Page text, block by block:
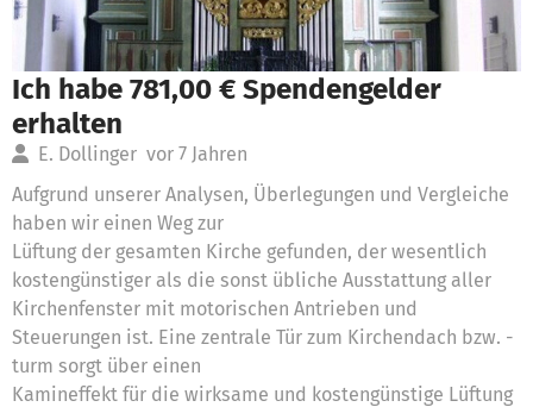
Ich habe 781,00 € Spendengelder
erhalten
E. Dollinger vor 7 Jahren
Aufgrund unserer Analysen, Überlegungen und Vergleiche
haben wir einen Weg zur
Lüftung der gesamten Kirche gefunden, der wesentlich
kostengünstiger als die sonst übliche Ausstattung aller
Kirchenfenster mit motorischen Antrieben und
Steuerungen ist. Eine zentrale Tür zum Kirchendach bzw. -
turm sorgt über einen
Kamineffekt für die wirksame und kostengünstige Lüftung